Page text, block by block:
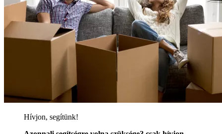
Hívjon, segítünk!